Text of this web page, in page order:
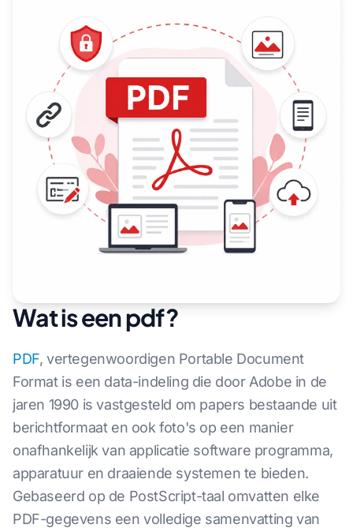
Wat is een pdf?
PDF, vertegenwoordigen Portable Document
Format is een data-indeling die door Adobe in de
jaren 1990 is vastgesteld om papers bestaande uit
berichtformaat en ook foto's op een manier
onafhankelijk van applicatie software programma,
apparatuur en draaiende systemen te bieden.
Gebaseerd op de PostScript-taal omvatten elke
PDF-gegevens een volledige samenvatting van